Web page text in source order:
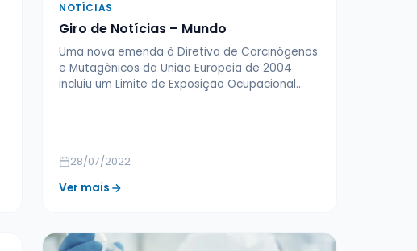
NOTÍCIAS
Giro de Notícias – Mundo
Uma nova emenda à Diretiva de Carcinógenos
e Mutagênicos da União Europeia de 2004
incluiu um Limite de Exposição Ocupacional…
28/07/2022
Ver mais